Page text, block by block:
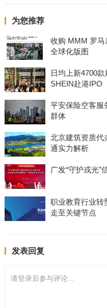
为您推荐
收购 MMM 罗马
全球化版图
日均上新4700
SHEIN赴港IPO
平安保险空客服
群体
北京建筑资质代
通实力解析
广发“守护戎光”
职业教育行业转
走至关键节点
发表回复
请登录后参与评论...